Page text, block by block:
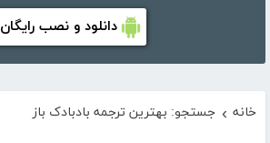
دانلود و نصب رایگان
خانه › جستجو: بهترین ترجمه بادبادک باز